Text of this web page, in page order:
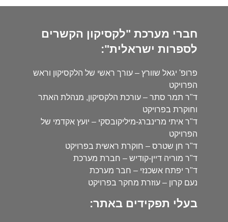
חברי מערכת "לקסיקון הקשרים
לספרות ישראלית":
פרופ' יגאל שוורץ – עורך ראשי של הלקסיקון וראש
הפרויקט
ד"ר תמר סתר – עורכת הלקסיקון, מנהלת האתר
וחוקרת בפרויקט
ד"ר איתי מרינברג-מיליקובסקי – יועץ אקדמי של
הפרויקט
ד"ר חן שטרס – חוקרת ראשית בפרויקט
ד"ר מוריה דיין-קודיש – חברת מערכת
ד"ר יפתח אשכנזי – חבר מערכת
נעם קרון – עוזרת מחקר בפרויקט
בעלי תפקידים באתר: